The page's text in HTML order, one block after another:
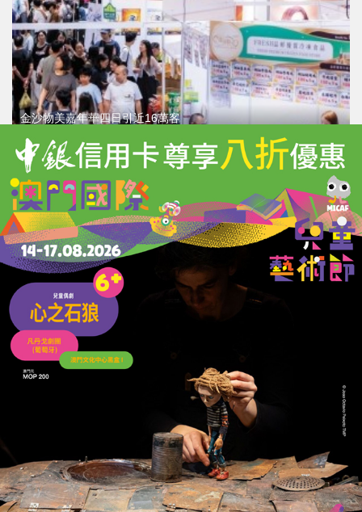
金沙物美嘉年華四日引近16萬客
03/08/2026 4539